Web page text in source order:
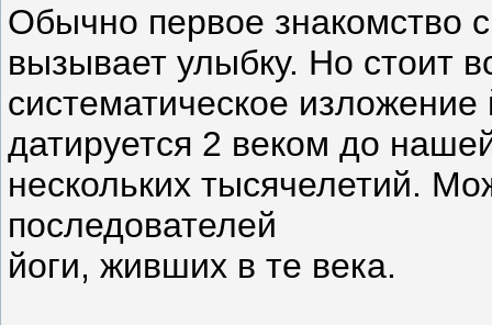
Обычно первое знакомство
вызывает улыбку. Но стоит
систематическое
датируется 2 веком до
нескольких тысячелетий.
последователей
йоги, живших в те века.